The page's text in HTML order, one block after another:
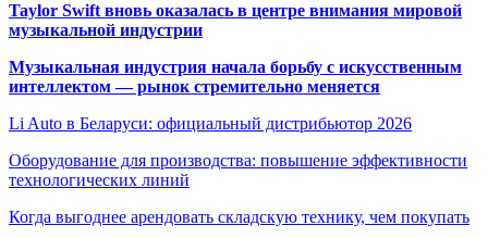
Taylor Swift вновь оказалась в центре внимания мировой
музыкальной индустрии
Музыкальная индустрия начала борьбу с искусственным
интеллектом — рынок стремительно меняется
Li Auto в Беларуси: официальный дистрибьютор 2026
Оборудование для производства: повышение эффективности
технологических линий
Когда выгоднее арендовать складскую технику, чем покупать